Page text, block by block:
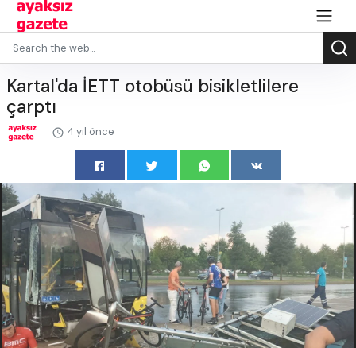
Kartal'da İETT otobüsü bisikletlilere
çarptı
4 yıl önce